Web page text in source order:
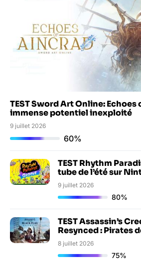
TEST Sword Art Online: Echoes
immense potentiel inexploité
9 juillet 2026
60%
TEST Rhythm
tube de l’été sur
9 juillet 2026
80%
TEST Assassin’s
Resynced : Pirates
8 juillet 2026
75%